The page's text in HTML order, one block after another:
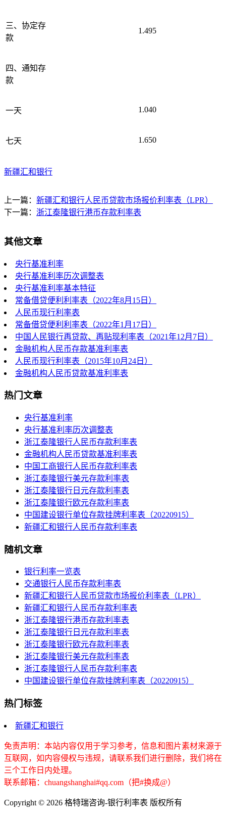
三、协定存
款
1.495
四、通知存
款
一天 1.040
七天 1.650
新疆汇和银行
上一篇： 新疆汇和银行人民币贷款市场报价利率表（LPR）
下一篇： 浙江泰隆银行港币存款利率表
其他文章
央行基准利率
央行基准利率历次调整表
央行基准利率基本特征
常备借贷便利利率表（2022年8月15日）
人民币现行利率表
常备借贷便利利率表（2022年1月17日）
中国人民银行再贷款、再贴现利率表（2021年12月7日）
金融机构人民币存款基准利率表
人民币现行利率表（2015年10月24日）
金融机构人民币贷款基准利率表
热门文章
央行基准利率
央行基准利率历次调整表
浙江泰隆银行人民币存款利率表
金融机构人民币贷款基准利率表
中国工商银行人民币存款利率表
浙江泰隆银行美元存款利率表
浙江泰隆银行日元存款利率表
浙江泰隆银行欧元存款利率表
中国建设银行单位存款挂牌利率表（20220915）
新疆汇和银行人民币存款利率表
随机文章
银行利率一览表
交通银行人民币存款利率表
新疆汇和银行人民币贷款市场报价利率表（LPR）
新疆汇和银行人民币存款利率表
浙江泰隆银行港币存款利率表
浙江泰隆银行日元存款利率表
浙江泰隆银行欧元存款利率表
浙江泰隆银行美元存款利率表
浙江泰隆银行人民币存款利率表
中国建设银行单位存款挂牌利率表（20220915）
热门标签
新疆汇和银行
免责声明：本站内容仅用于学习参考，信息和图片素材来源于
互联网，如内容侵权与违规，请联系我们进行删除，我们将在
三个工作日内处理。
联系邮箱：chuangshanghai#qq.com（把#换成@）
Copyright © 2026 格特瑞咨询-银行利率表 版权所有